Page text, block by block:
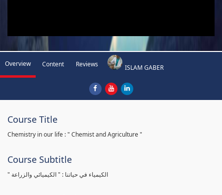
Overview Content Reviews ISLAM GABER
Course Title
Chemistry in our life : " Chemist and Agriculture "
Course Subtitle
" الكيمياء في حياتنا : " الكيميائي والزراعة